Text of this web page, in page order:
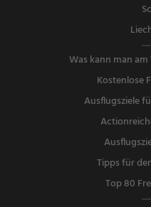
Was kann man
Kostenlose
Ausflugsziele
Tipps für
Top 80